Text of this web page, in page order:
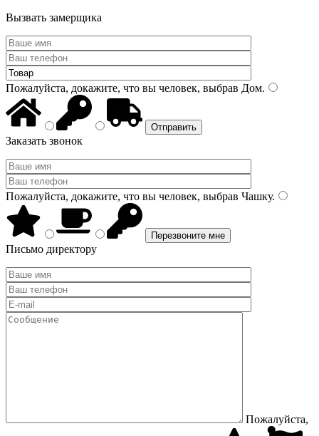
Вызвать замерщика
Пожалуйста, докажите, что вы человек, выбрав Дом.
Заказать звонок
Пожалуйста, докажите, что вы человек, выбрав Чашку.
Письмо директору
Пожалуйста,